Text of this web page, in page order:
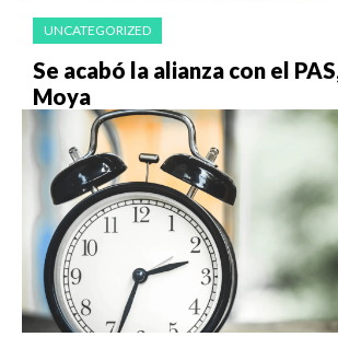
UNCATEGORIZED
Se acabó la alianza con el
Moya